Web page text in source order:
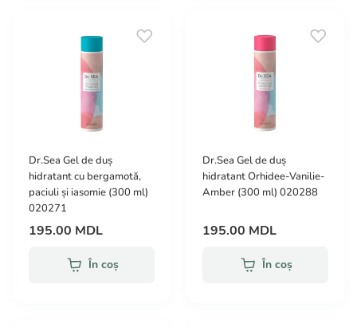
Dr.Sea Gel de duș
hidratant cu bergamotă,
paciuli și iasomie (300 ml)
020271
195.00 MDL
În coș
Dr.Sea Gel de duș
hidratant Orhidee-Vanilie-
Amber (300 ml) 020288
195.00 MDL
În coș